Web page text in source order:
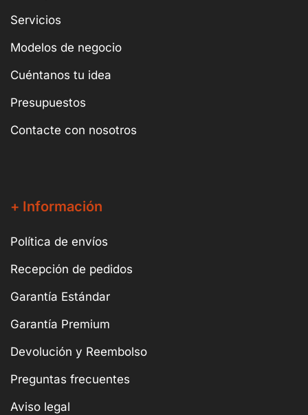
Servicios
Modelos de negocio
Cuéntanos tu idea
Presupuestos
Contacte con nosotros
+ Información
Política de envíos
Recepción de pedidos
Garantía Estándar
Garantía Premium
Devolución y Reembolso
Preguntas frecuentes
Aviso legal